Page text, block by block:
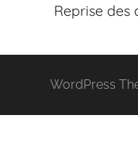
Reprise des
WordPress